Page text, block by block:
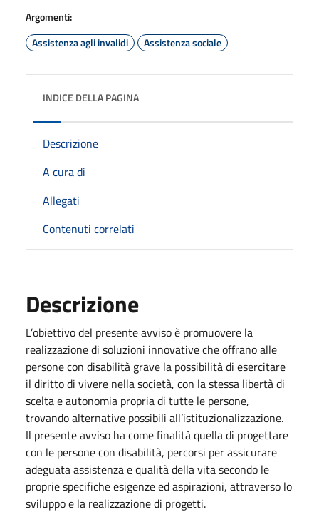
Argomenti:
Assistenza agli invalidi
Assistenza sociale
INDICE DELLA PAGINA
Descrizione
A cura di
Allegati
Contenuti correlati
Descrizione
L’obiettivo del presente avviso è promuovere la
realizzazione di soluzioni innovative che offrano alle
persone con disabilità grave la possibilità di esercitare
il diritto di vivere nella società, con la stessa libertà di
scelta e autonomia propria di tutte le persone,
trovando alternative possibili all’istituzionalizzazione.
Il presente avviso ha come finalità quella di progettare
con le persone con disabilità, percorsi per assicurare
adeguata assistenza e qualità della vita secondo le
proprie specifiche esigenze ed aspirazioni, attraverso lo
sviluppo e la realizzazione di progetti.